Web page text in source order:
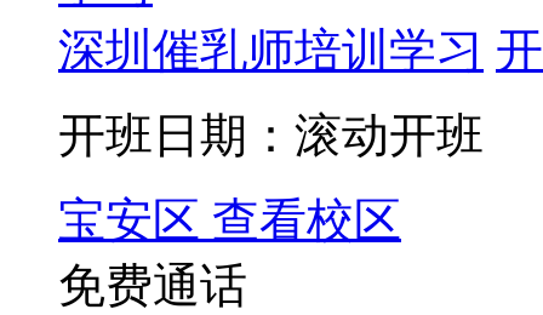
深圳催乳师培训学习
开班日期：滚动开班
宝安区 查看校区
免费通话